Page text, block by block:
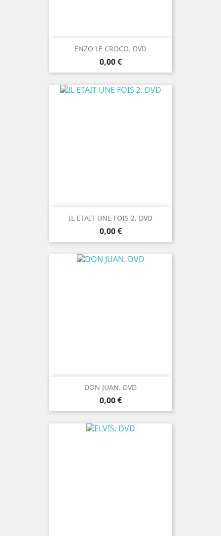
ENZO LE CROCO. DVD
Prix
0,00 €
IL ETAIT UNE FOIS 2. DVD
Prix
0,00 €
DON JUAN. DVD
Prix
0,00 €